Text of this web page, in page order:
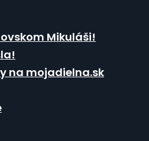
Mikuláši!
na mojadielna.sk